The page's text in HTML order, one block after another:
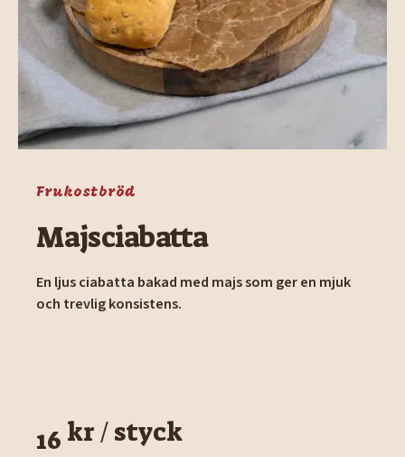
Frukostbröd
Majsciabatta
En ljus ciabatta bakad med majs som ger en mjuk
och trevlig konsistens.
16 kr / styck